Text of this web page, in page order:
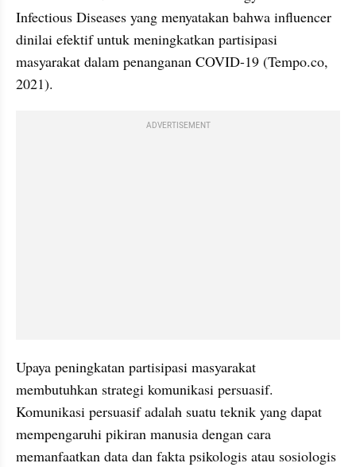
Infectious Diseases yang menyatakan bahwa influencer
dinilai efektif untuk meningkatkan partisipasi
masyarakat dalam penanganan COVID-19 (Tempo.co,
2021).
ADVERTISEMENT
Upaya peningkatan partisipasi masyarakat
membutuhkan strategi komunikasi persuasif.
Komunikasi persuasif adalah suatu teknik yang dapat
mempengaruhi pikiran manusia dengan cara
memanfaatkan data dan fakta psikologis atau sosiologis